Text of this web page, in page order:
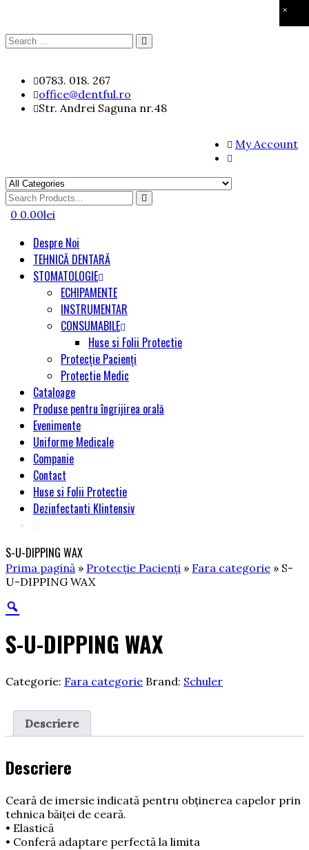
×
Search
content
0783. 018. 267
office@dentful.ro
Str. Andrei Saguna nr.48
My Account
Search
for
0 0.00lei
Despre Noi
TEHNICĂ DENTARĂ
STOMATOLOGIE
ECHIPAMENTE
INSTRUMENTAR
CONSUMABILE
Huse si Folii Protectie
Protecție Pacienți
Protectie Medic
Cataloage
Produse pentru îngrijirea orală
Evenimente
Uniforme Medicale
Companie
Contact
Huse si Folii Protectie
Dezinfectanti Klintensiv
S-U-DIPPING WAX
Prima pagină » Protecție Pacienți » Fara categorie » S-
U-DIPPING WAX
S-U-DIPPING WAX
Categorie: Fara categorie Brand: Schuler
Descriere
Descriere
Ceară de imersie indicată pentru obţinerea capelor prin
tehnica băiţei de ceară.
• Elastică
• Conferă adaptare perfectă la limita